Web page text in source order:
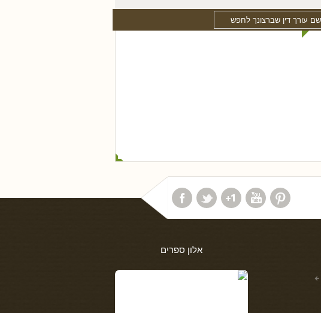
אלון ספרים